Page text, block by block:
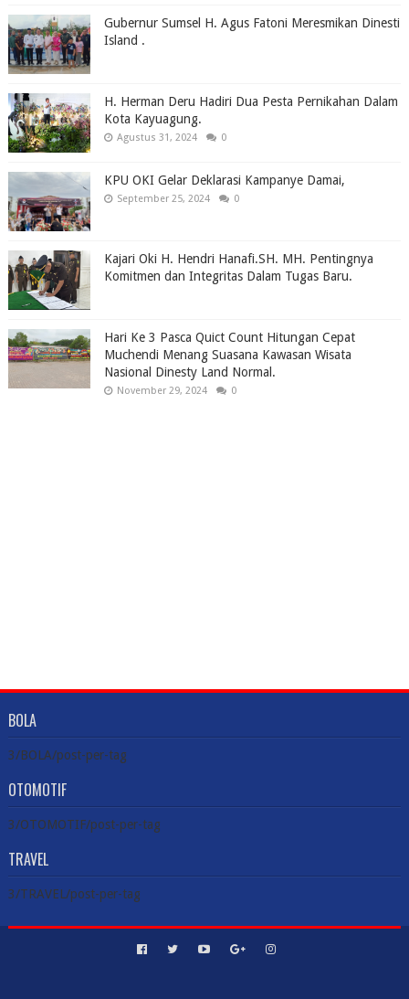
Gubernur Sumsel H. Agus Fatoni Meresmikan Dinesti
Island .
H. Herman Deru Hadiri Dua Pesta Pernikahan Dalam
Kota Kayuagung.
Agustus 31, 2024 0
KPU OKI Gelar Deklarasi Kampanye Damai,
September 25, 2024 0
Kajari Oki H. Hendri Hanafi.SH. MH. Pentingnya
Komitmen dan Integritas Dalam Tugas Baru.
Hari Ke 3 Pasca Quict Count Hitungan Cepat
Muchendi Menang Suasana Kawasan Wisata
Nasional Dinesty Land Normal.
November 29, 2024 0
BOLA
3/BOLA/post-per-tag
OTOMOTIF
3/OTOMOTIF/post-per-tag
TRAVEL
3/TRAVEL/post-per-tag